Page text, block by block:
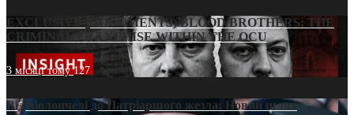
EXCLUSIVE (DOCUMENTS)/BLOOD BROTHERS: THE
CRIMINAL FRANCHISE WITHIN THE OCU
3 місяці тому127
Від віолончелі до Патріаршого жезла: Новий шлях